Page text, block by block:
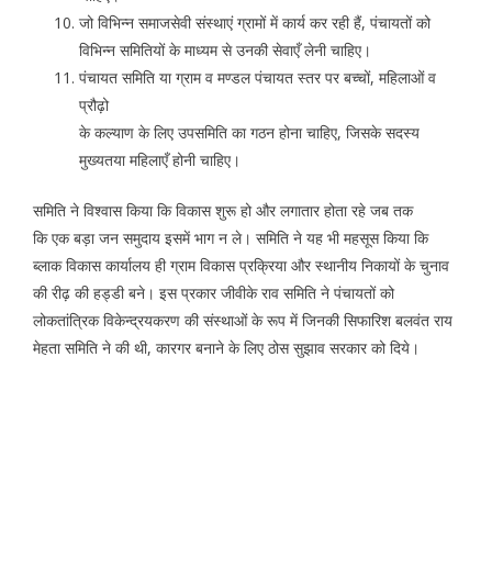
जो विभिन्न समाजसेवी संस्थाएं ग्रामों में कार्य कर रही हैं, पंचायतों को
विभिन्न समितियों के माध्यम से उनकी सेवाएँ लेनी चाहिए।
पंचायत समिति या ग्राम व मण्डल पंचायत स्तर पर बच्चों, महिलाओं व
प्रौढ़ो
के कल्याण के लिए उपसमिति का गठन होना चाहिए, जिसके सदस्य
मुख्यतया महिलाएँ होनी चाहिए।
समिति ने विश्वास किया कि विकास शुरू हो और लगातार होता रहे जब तक
कि एक बड़ा जन समुदाय इसमें भाग न ले। समिति ने यह भी महसूस किया कि
ब्लाक विकास कार्यालय ही ग्राम विकास प्रक्रिया और स्थानीय निकायों के चुनाव
की रीढ़ की हड्डी बने। इस प्रकार जीवीके राव समिति ने पंचायतों को
लोकतांत्रिक विकेन्द्रयकरण की संस्थाओं के रूप में जिनकी सिफारिश बलवंत राय
मेहता समिति ने की थी, कारगर बनाने के लिए ठोस सुझाव सरकार को दिये।